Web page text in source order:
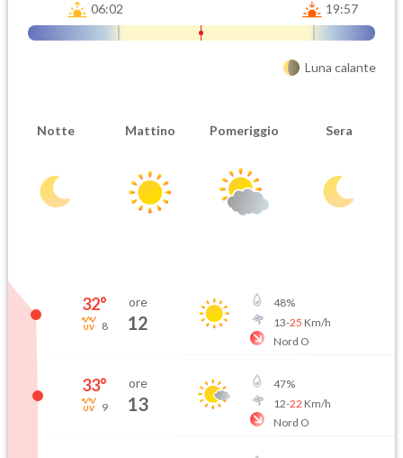
Attendibilità
Urgenza
Ordinaria
Orario inizio
Ora fine
06:02 19:57
Luna calante
Notte Mattino Pomeriggio Sera
32°
8
ore
12
48%
13-25 Km/h
Nord O
33°
9
ore
13
47%
12-22 Km/h
Nord O